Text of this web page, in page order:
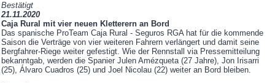
Bestätigt
21.11.2020
Caja Rural mit vier neuen Kletterern an Bord
Das spanische ProTeam Caja Rural - Seguros RGA hat für die kommende
Saison die Verträge von vier weiteren Fahrern verlängert und damit seine
Bergfahrer-Riege weiter gefestigt. Wie der Rennstall via Pressemitteilung
bekanntgab, werden die Spanier Julen Amézqueta (27 Jahre), Jon Irisarri
(25), Álvaro Cuadros (25) und Joel Nicolau (22) weiter an Bord bleiben.